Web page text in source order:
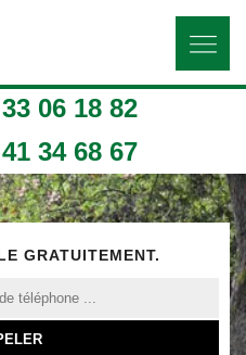
06 18 82
34 68 67
GRATUITEMENT.